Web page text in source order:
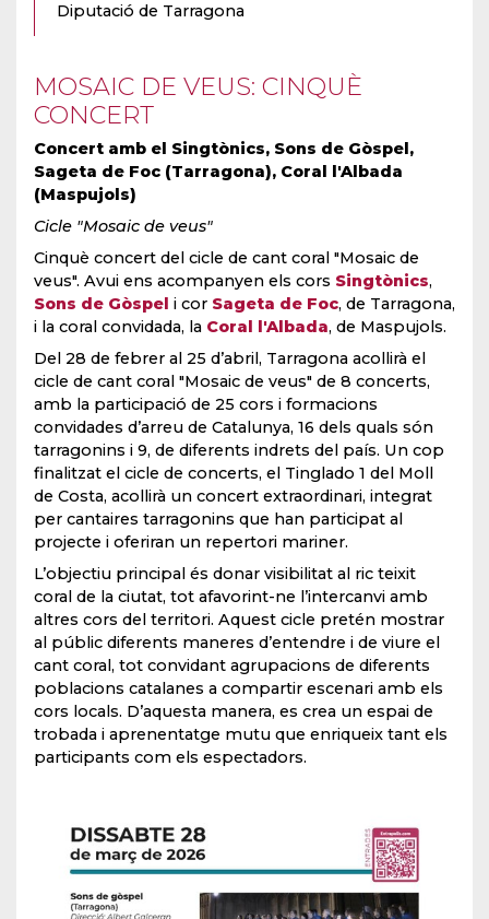
Diputació de Tarragona
MOSAIC DE VEUS: CINQUÈ
CONCERT
Concert amb el Singtònics, Sons de Gòspel,
Sageta de Foc (Tarragona), Coral l'Albada
(Maspujols)
Cicle "Mosaic de veus"
Cinquè concert del cicle de cant coral "Mosaic de
veus". Avui ens acompanyen els cors Singtònics,
Sons de Gòspel i cor Sageta de Foc, de Tarragona,
i la coral convidada, la Coral l'Albada, de Maspujols.
Del 28 de febrer al 25 d’abril, Tarragona acollirà el
cicle de cant coral "Mosaic de veus" de 8 concerts,
amb la participació de 25 cors i formacions
convidades d’arreu de Catalunya, 16 dels quals són
tarragonins i 9, de diferents indrets del país. Un cop
finalitzat el cicle de concerts, el Tinglado 1 del Moll
de Costa, acollirà un concert extraordinari, integrat
per cantaires tarragonins que han participat al
projecte i oferiran un repertori mariner.
L’objectiu principal és donar visibilitat al ric teixit
coral de la ciutat, tot afavorint-ne l’intercanvi amb
altres cors del territori. Aquest cicle pretén mostrar
al públic diferents maneres d’entendre i de viure el
cant coral, tot convidant agrupacions de diferents
poblacions catalanes a compartir escenari amb els
cors locals. D’aquesta manera, es crea un espai de
trobada i aprenentatge mutu que enriqueix tant els
participants com els espectadors.